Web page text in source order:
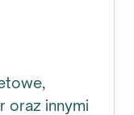
oraz innymi